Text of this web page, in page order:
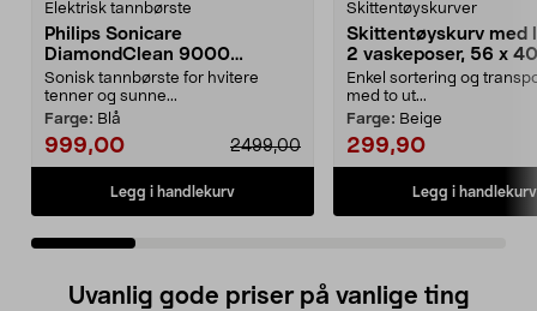
Elektrisk tannbørste
Philips Sonicare
DiamondClean 9000
elektrisk tannbørste, Special
Edition
Sonisk tannbørste for hvitere
tenner og sunne...
Farge: Blå
999,00 2499,00
Legg i handlekurv
Skittentøyskurver
Skittentøyskurv med
2 vaskeposer, 56 x
cm
Enkel sortering og
med to ut...
Farge: Beige
299,90
Legg i handlekurv
Uvanlig gode priser på vanlige ting